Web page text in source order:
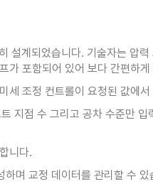
설계되었습니다. 기술자는 압
가 포함되어 있어 보다 간편하
조정 컨트롤이 요청된 값에
지점 수 그리고 공차 수준만
니다.
며 교정 데이터를 관리할 수 있